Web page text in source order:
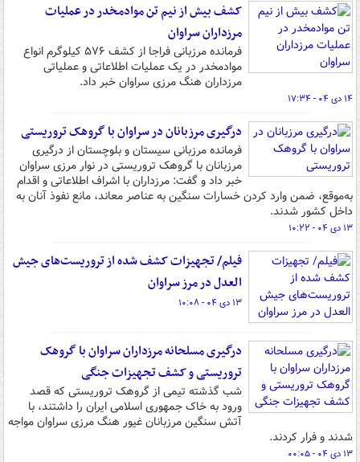
کشف بیش از نیم تن موادمخدر در عملیات
مرزداران سراوان
فرمانده مرزبانی فراجا از کشف ۵۷۶ کیلوگرم انواع
موادمخدر در یک عملیات اطلاعاتی و عملیاتی
مرزداران هنگ مرزی سراوان خبر داد.
۱۴ دی ۰۴ - ۱۷:۳۴
درگیری مرزبانان در سراوان با گروهک تروریستی
فرمانده مرزبانی سیستان و بلوچستان از درگیری
مرزبانان با گروهک تروریستی در نوار مرزی سراوان
خبر داد و گفت: مرزداران با اشراف اطلاعاتی و اقدام
به‌موقع، ضمن وارد کردن خسارات سنگین به عناصر معاند، مانع نفوذ آنان به
داخل کشور شدند.
۱۳ دی ۰۴ - ۱۰:۲۲
فیلم/ تجهیزات کشف شده از تروریست‌های جیش
العدل در مرز سراوان
۱۳ دی ۰۴ - ۱۰:۰۸
درگیری مسلحانه مرزداران سراوان با گروهک
تروریستی و کشف تجهیزات جنگی
شب گذشته تیمی از گروهک تروریستی که قصد
ورود به خاک جمهوری اسلامی ایران را داشتند، با
آتش سنگین مرزبانان غیور هنگ مرزی سراوان مواجه
شدند و فرار کردند.
۱۳ دی ۰۴ - ۰۰:۰۵